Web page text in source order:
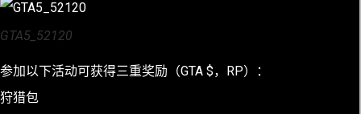
GTA5_52120
参加以下活动可获得三重奖励（GTA $，RP）：
狩猎包